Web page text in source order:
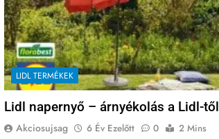
LIDL TERMÉKEK
Lidl napernyő – árnyékolás a Lidl-től
Akciosujsag 6 Év Ezelőtt 0
2 Mins